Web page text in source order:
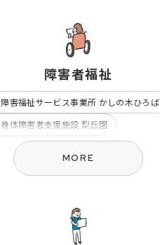
障害者福祉
障害福祉サービス事業所 かしの木ひろば
身体障害者支援施設 梨丘園
相談支援事業所 すきっぷ
伊賀市盲人ホーム
上野点字図書館
MORE